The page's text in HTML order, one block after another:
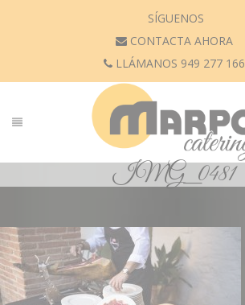
SÍGUENOS
CONTACTA AHORA
LLÁMANOS 949 277 166
IMG_0481